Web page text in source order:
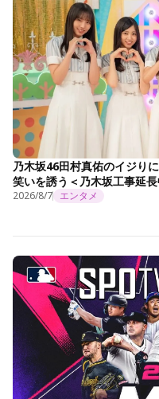
乃木坂46田村真佑のイジり
笑いを誘う＜乃木坂工事延長
2026/8/7 エンタメ